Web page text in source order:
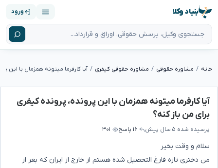
بنیاد وکلا ورود
خانه مشاوره حقوقی مشاوره حقوقی کیفری
آیا کارفرما میتونه همزمان با این پرونده، پرونده کیفری
برای من باز کنه؟
پرسیده شده ۵ سال پیش ۱۶ پاسخ ۳۰۱
سلام و وقت بخیر
من دختری تازه فارغ التحصیل شده هستم از خارج از ایران که بعر از